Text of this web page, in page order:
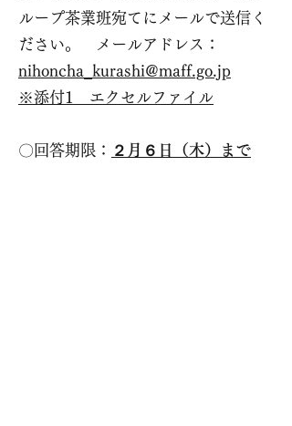
ループ茶業班宛てにメールで送信く
ださい。 メールアドレス：
nihoncha_kurashi@maff.go.jp
※添付1 エクセルファイル
〇回答期限： ２月６日（木）まで